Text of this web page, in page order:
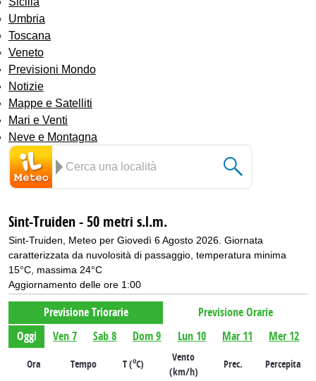
Umbria
Toscana
Veneto
Previsioni Mondo
Notizie
Mappe e Satelliti
Mari e Venti
Neve e Montagna
Sint-Truiden - 50 metri s.l.m.
Sint-Truiden, Meteo per Giovedì 6 Agosto 2026. Giornata
caratterizzata da nuvolosità di passaggio, temperatura minima
15°C, massima 24°C
Aggiornamento delle ore 1:00
Previsione Triorarie
Previsione Orarie
Oggi
Ven 7 Sab 8 Dom 9 Lun 10 Mar 11 Mer 12
Ora Tempo T (oC)
Vento
(km/h)
Prec. Percepita